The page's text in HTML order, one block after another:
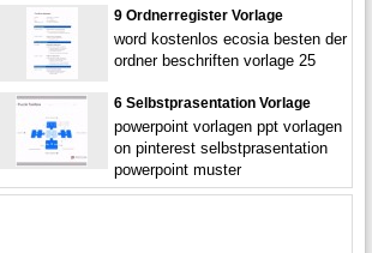
9 Ordnerregister Vorlage
word kostenlos ecosia besten der
ordner beschriften vorlage 25
6 Selbstprasentation Vorlage
powerpoint vorlagen ppt vorlagen
on pinterest selbstprasentation
powerpoint muster